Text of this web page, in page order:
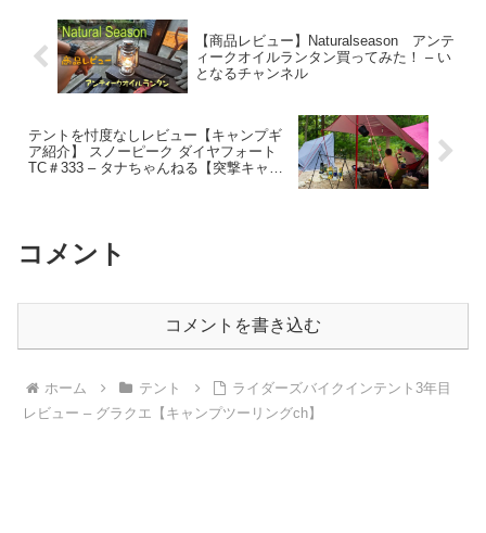
【商品レビュー】Naturalseason アンテ
ィークオイルランタン買ってみた！ – い
となるチャンネル
テントを忖度なしレビュー【キャンプギ
ア紹介】 スノーピーク ダイヤフォート
TC＃333 – タナちゃんねる【突撃キャン
コメント
コメントを書き込む
ホーム テント
ライダーズバイクインテント3年目
レビュー – グラクエ【キャンプツーリングch】